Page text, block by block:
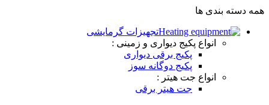
همه دسته بندی ها
تجهیزات گرمایشی
انواع پکیج دیواری و زمینی :
پکیج برقی دیواری
پکیج دوگانه سوز
انواع جت هیتر :
جت هیتر برقی